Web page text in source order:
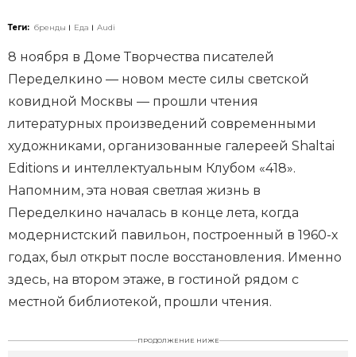
Теги: бренды Еда Audi
8 ноября в Доме Творчества писателей
Переделкино — новом месте силы светской
ковидной Москвы — прошли чтения
литературных произведений современными
художниками, организованные галереей Shaltai
Editions и интеллектуальным Клубом «418». ​
Напомним, эта новая светлая жизнь в
Переделкино началась в конце лета, когда
модернистский павильон, построенный в 1960-х
годах, был открыт после восстановления. Именно
здесь, на втором этаже, в гостиной рядом с
местной библиотекой, прошли чтения.
ПРОДОЛЖЕНИЕ НИЖЕ